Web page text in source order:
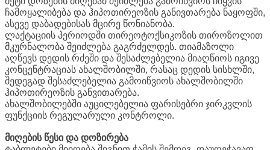
ჩამოყალიბება და ჰიპოთირეოზის განივთარება ნაყოფში,
ასევე დაბადებისას მცირე წონიანობა.
ლაქტაციის პერიოდში თირეოტოქსიკოზის თიროზოლით
მკურნალობა შეიძლება გაგრძელდეს. თიამაზოლი
აღწევს დედის რძეში და შესაძლებელია მიაღწიოს იგივე
კონცენტრაციას ახალშობილში, რასაც დედის სისხლში,
შედეგად შესაძლებელია გამოიწვიოს ახალშობილში
ჰიპოთირეოზის განვითარება.
ახალშობილებში აუცილებელია ფარისებრი ჯირკვლის
ფუნქციის რეგულარული კონტროლი.
მიღების წესი და დოზირება